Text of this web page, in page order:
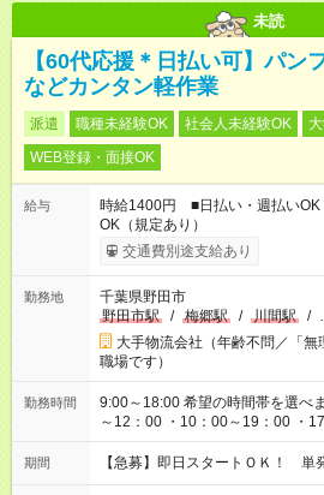
未読
【60代応援＊日払い可】パン
などカンタン軽作業
派遣 職種未経験OK 社会人未経験OK
WEB登録・面接OK
給与
時給1400円 ■日払い・週払い
OK（規定あり）
交通費別途支給あり
勤務地
千葉県野田市
野田市駅
/ 梅郷駅 / 川間駅 /
大手物流会社（年齢不問／「
職場です）
勤務時間
9:00～18:00 希望の時間帯を選べます！ ＜シフト例＞ ・8：30
～12：00 ・10：00～19：00 ・
22：00 ・22：00～翌6：00 など
期間 【急募】即日スタートＯＫ！ 単